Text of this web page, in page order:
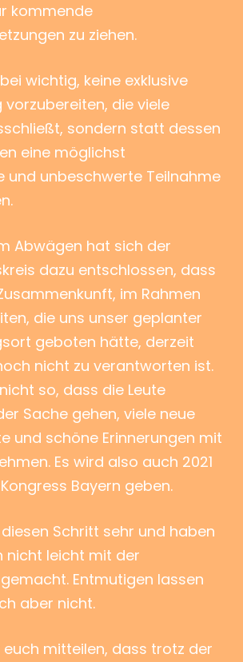
kommende
zu ziehen.
wichtig, keine exklusive
die viele
sondern statt dessen
eine möglichst
und unbeschwerte Teilnahme
Abwägen hat sich der
dazu entschlossen, dass
im Rahmen
die uns unser geplanter
geboten hätte, derzeit
nicht zu verantworten ist.
so, dass die Leute
Sache gehen, viele neue
und schöne Erinnerungen mit
Es wird also auch 2021
Bayern geben.
Schritt sehr und haben
nicht leicht mit der
Entmutigen lassen
aber nicht.
euch mitteilen, dass trotz der